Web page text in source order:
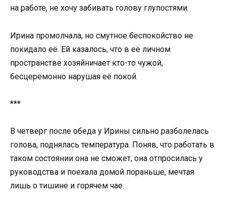
на работе, не хочу забивать голову глупостями.
Ирина промолчала, но смутное беспокойство не
покидало её. Ей казалось, что в её личном
пространстве хозяйничает кто-то чужой,
бесцеремонно нарушая её покой.
***
В четверг после обеда у Ирины сильно разболелась
голова, поднялась температура. Поняв, что работать в
таком состоянии она не сможет, она отпросилась у
руководства и поехала домой пораньше, мечтая
лишь о тишине и горячем чае.